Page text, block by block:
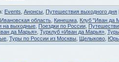
Events Анонсы Путешествия выходного дня
Ивановская область Кинешма Клуб "Иван да
на выходные Поездки по России
да Марья» Турклуб «Иван да Марья»
Туры по России из Москвы Щелыково